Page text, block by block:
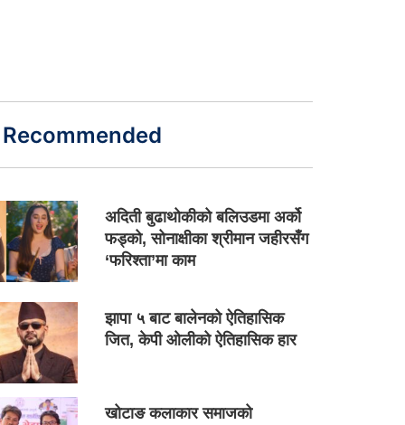
Recommended
अदिती बुढाथोकीको बलिउडमा अर्को
फड्को, सोनाक्षीका श्रीमान जहीरसँग
‘फरिश्ता’मा काम
झापा ५ बाट बालेनको ऐतिहासिक
जित, केपी ओलीको ऐतिहासिक हार
खोटाङ कलाकार समाजको